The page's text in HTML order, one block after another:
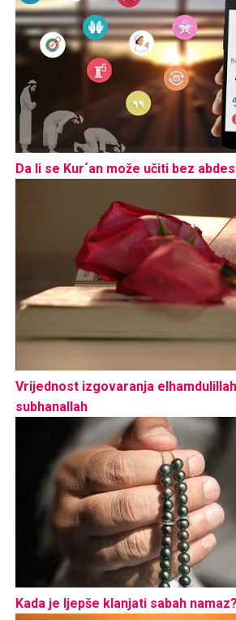
Da li se Kur´an može učiti bez
Vrijednost izgovaranja
subhanallah
Kada je ljepše klanjati sabah namaz?